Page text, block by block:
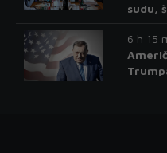
sudu,
6 h 15